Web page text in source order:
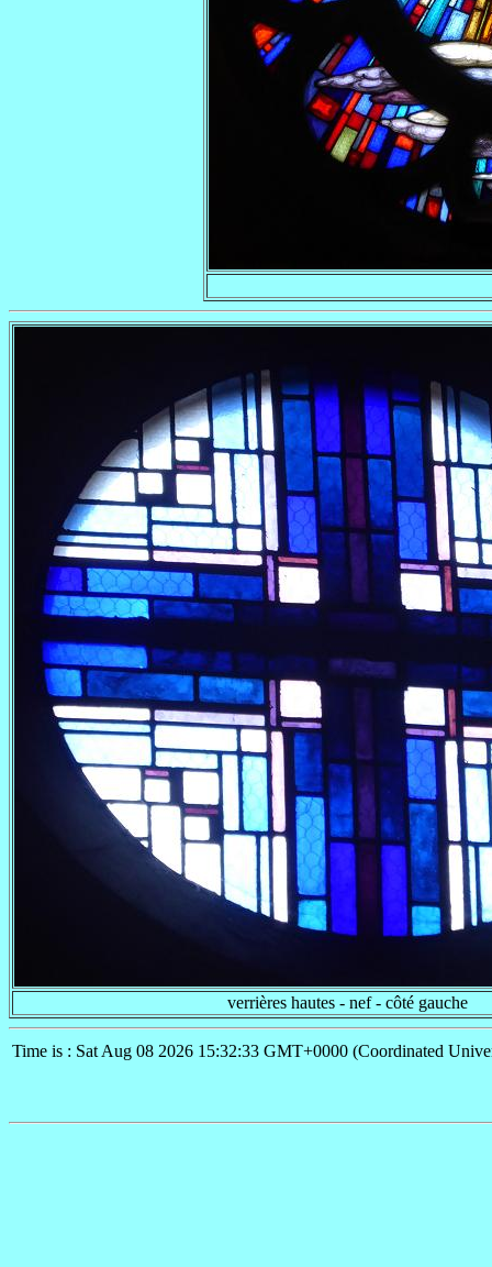
verrières hautes - nef - côté gauche
Time is : Sat Aug 08 2026 15:32:33 GMT+0000 (Coordinated